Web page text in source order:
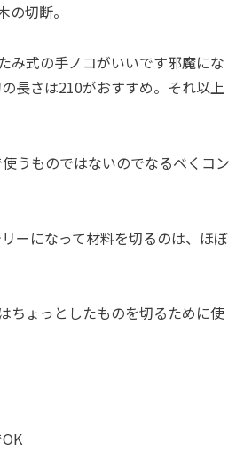
の切断。
み式の手ノコがいいです邪魔にな
長さは210がおすすめ。それ以上
うものではないのでなるべくコン
ーになって材料を切るのは、ほぼ
ちょっとしたものを切るために使